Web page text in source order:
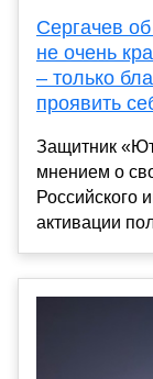
Сергачев
не очень
– только
проявить
Защитник
мнением о
Российского
активации